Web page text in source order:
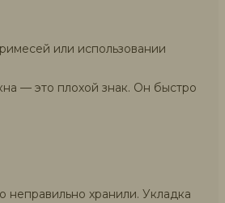
или использовании
— это плохой знак. Он быстро
неправильно хранили. Укладка